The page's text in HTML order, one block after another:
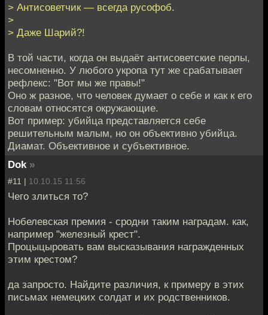
> Антисоветчик — всегда русофоб.
>
> Даже Шарий?!
В той части, когда он выдаёт антисоветские перлы,
несомненно. У любого укропа тут же срабатывает
рефлекс: "Вот мы же правы!"
Оно ж разное, что человек думает о себе и как к его
словам относятся окружающие.
Вот пример: убийца представляется себе
решительным малым, но он объективно убийца.
Диамат. Объективное и субъективное.
Dok »
#11 | 10.10.15 11:56
Чего злиться то?
Нобелевская премия - сродни таким наградам. как,
например "железный крест".
Процыцыровать вам высказывания награжденных
этим крестом?
да запросто. Найдите различия, к примеру в этих
письмах немецких солдат и их родственников.